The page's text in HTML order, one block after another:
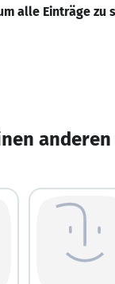
alle Einträge zu